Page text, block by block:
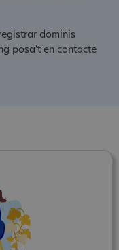
dominis
posa't en contacte